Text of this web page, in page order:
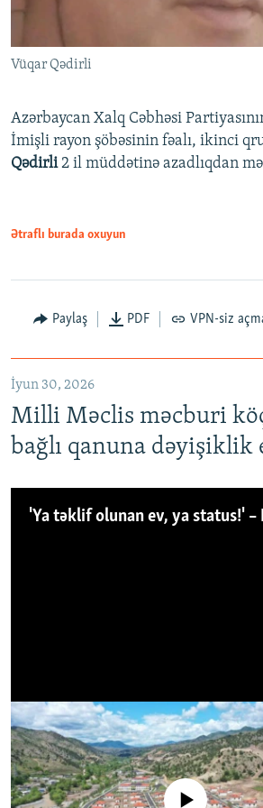
Vüqar Qədirli
Azərbaycan Xalq Cəbhəsi
İmişli rayon şöbəsinin fəalı, ikinci
Qədirli2 il müddətinə azadlıqdan
Ətraflı burada oxuyun
Paylaş PDF VPN-siz
İyun 30, 2026
Milli Məclis məcburi
bağlı qanuna dəyişiklik
No media source currently